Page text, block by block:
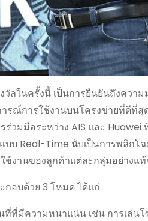
วัลในครั้งนี้ เป็นการยืนยันถึงควา
รณ์การใช้งานบนโครงข่ายที่ดีที่
ร่วมมือระหว่าง AIS และ Huawei
บ Real-Time นับเป็นการพลิกโ
ช้งานของลูกค้าแต่ละกลุ่มอย่างแท้
กอบด้วย 3 โหมด ได้แก่
ที่ที่มีความหนาแน่น เช่น การเล่นโ